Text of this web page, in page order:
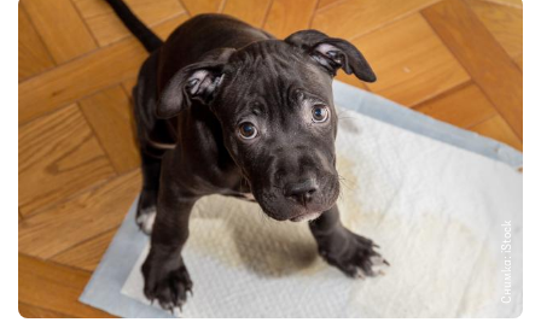
Снимка: iStock